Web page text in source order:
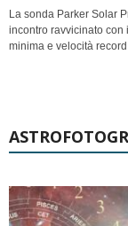
La sonda Parker Solar
incontro ravvicinato con
minima e velocità